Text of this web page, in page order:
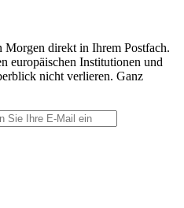
Morgen direkt in Ihrem Postfach.
europäischen Institutionen und
nicht verlieren. Ganz